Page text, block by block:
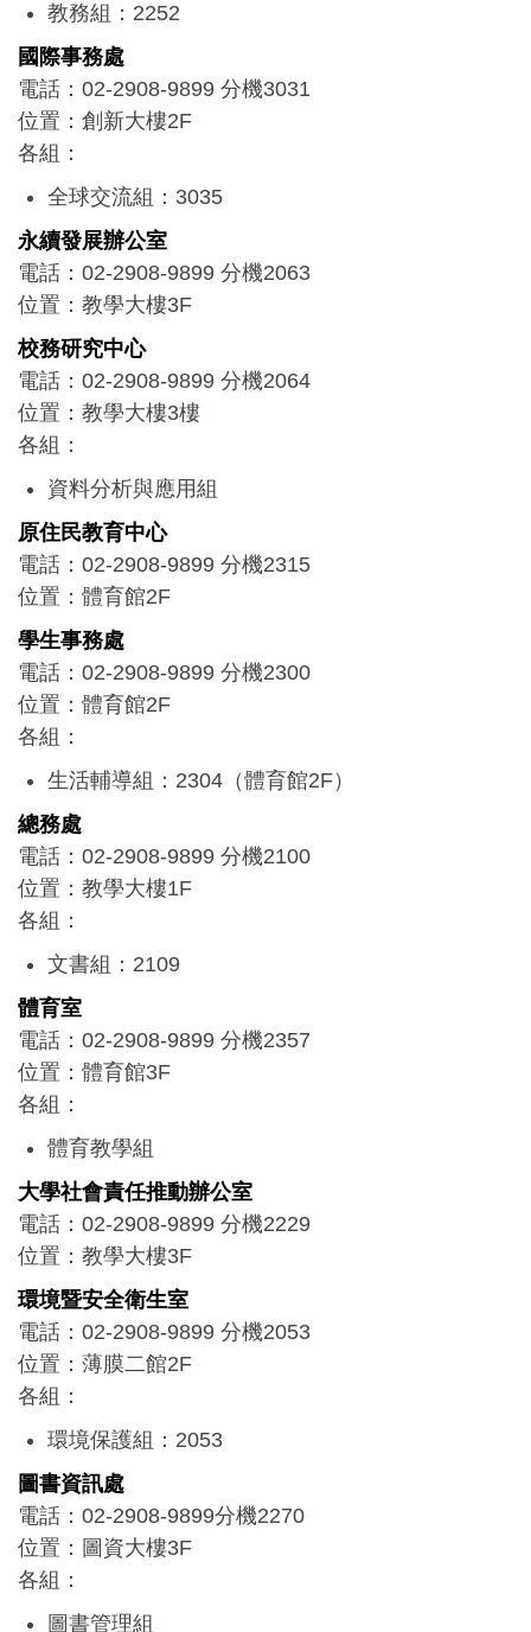
教務組：2252
學務組：2253
國際事務處
電話：02-2908-9899 分機3031
位置：創新大樓2F
各組：
全球交流組：3035
境外學生組：3015
永續發展辦公室
電話：02-2908-9899 分機2063
位置：教學大樓3F
校務研究中心
電話：02-2908-9899 分機2064
位置：教學大樓3樓
各組：
資料分析與應用組
資料建置與管理組
原住民教育中心
電話：02-2908-9899 分機2315
位置：體育館2F
學生事務處
電話：02-2908-9899 分機2300
位置：體育館2F
各組：
生活輔導組：2304（體育館2F）
課外活動組：2341（體育館B1）
衛生保健組：2371（體育館2F）
學生輔導組：2321（體育館B1）
學生安全中心：2309（體育館2F）
所屬單位：校友會
總務處
電話：02-2908-9899 分機2100
位置：教學大樓1F
各組：
文書組：2109
事務組：2113
出納組：2114
保管組：2116
營繕組：2125
相關單位：
收發室：2111
伙食團：2113
守衛室：2123
體育室
電話：02-2908-9899 分機2357
位置：體育館3F
各組：
體育教學組
活動競賽組
大學社會責任推動辦公室
電話：02-2908-9899 分機2229
位置：教學大樓3F
環境暨安全衛生室
電話：02-2908-9899 分機2053
位置：薄膜二館2F
各組：
環境保護組：2053
安全衛生組：2056
圖書資訊處
電話：02-2908-9899分機2270
位置：圖資大樓3F
各組：
圖書管理組